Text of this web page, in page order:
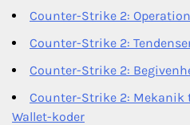
Counter-Strike 2:
Counter-Strike 2:
Counter-Strike 2:
Counter-Strike 2:
Wallet-koder